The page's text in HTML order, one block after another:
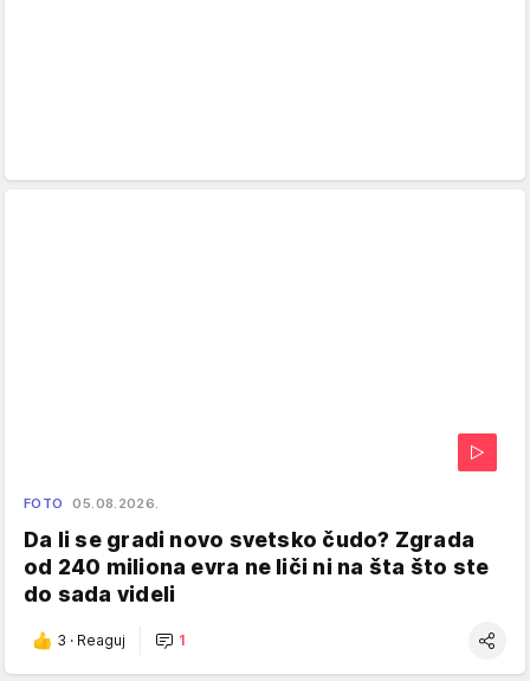
FOTO 05.08.2026.
Da li se gradi novo svetsko čudo? Zgrada
od 240 miliona evra ne liči ni na šta što ste
do sada videli
3 · Reaguj 1